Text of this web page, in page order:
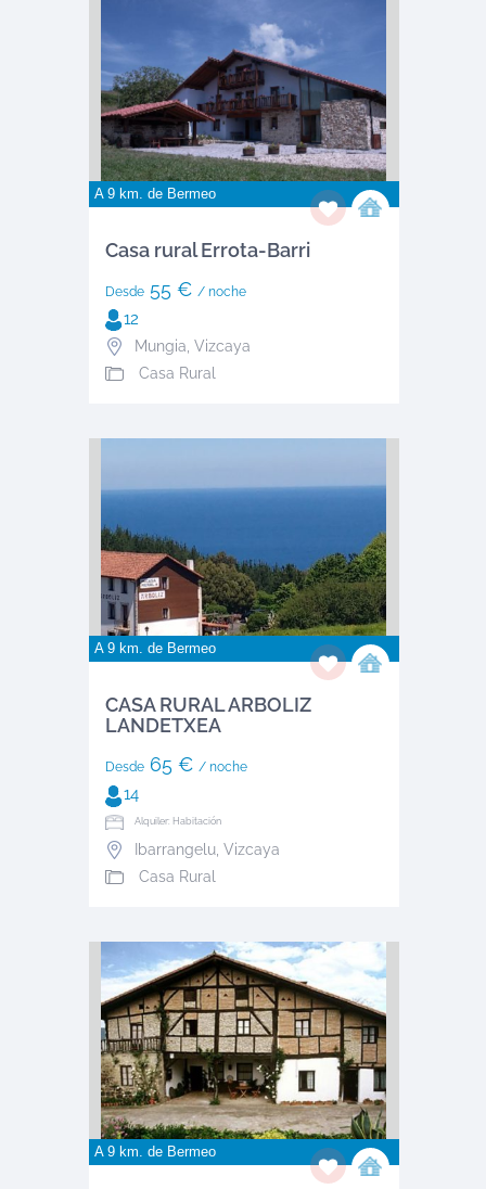
A 9 km. de Bermeo
Casa rural Errota-Barri
Desde55 € / noche
12
Mungia Vizcaya
Casa Rural
A 9 km. de Bermeo
CASA RURAL ARBOLIZ
LANDETXEA
Desde65 € / noche
14
Alquiler: Habitación
Ibarrangelu, Vizcaya
Casa Rural
A 9 km. de Bermeo